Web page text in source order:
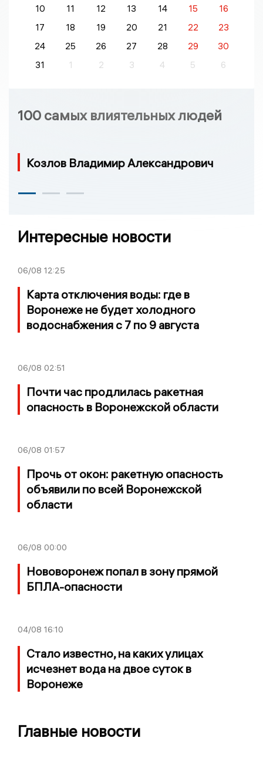
10 11 12 13 14 15
16
17
18 19 20 21 22
23
24
25 26 27 28 29
30
31
1 2 3 4 5 6
100 самых влиятельных людей
Козлов Владимир Александрович
Интересные новости
06/08 12:25
Карта отключения воды: где в
Воронеже не будет холодного
водоснабжения с 7 по 9 августа
06/08 02:51
Почти час продлилась ракетная
опасность в Воронежской области
06/08 01:57
Прочь от окон: ракетную опасность
объявили по всей Воронежской
области
06/08 00:00
Нововоронеж попал в зону прямой
БПЛА-опасности
04/08 16:10
Стало известно, на каких улицах
исчезнет вода на двое суток в
Воронеже
Главные новости